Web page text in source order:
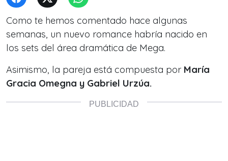
Como te hemos comentado hace algunas
semanas, un nuevo romance habría nacido en
los sets del área dramática de Mega.
Asimismo, la pareja está compuesta por María
Gracia Omegna y Gabriel Urzúa.